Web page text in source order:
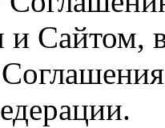
и Сайтом,